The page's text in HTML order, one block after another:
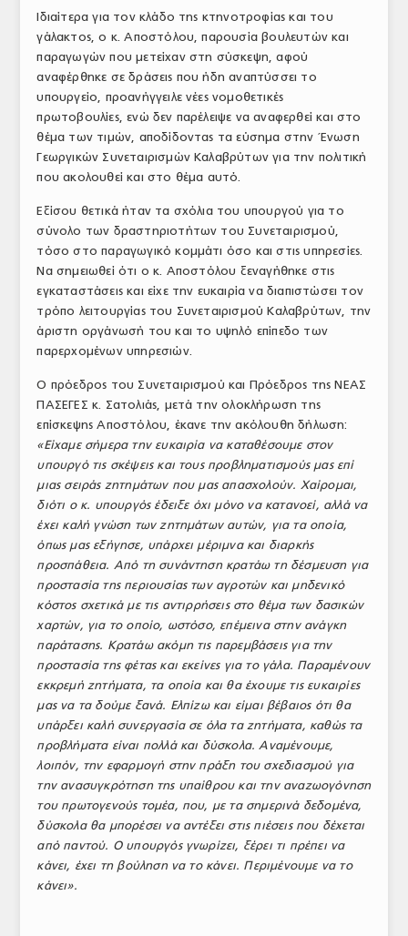
Ιδιαίτερα για τον κλάδο της κτηνοτροφίας και του
γάλακτος, ο κ. Αποστόλου, παρουσία βουλευτών και
παραγωγών που μετείχαν στη σύσκεψη, αφού
αναφέρθηκε σε δράσεις που ήδη αναπτύσσει το
υπουργείο, προανήγγειλε νέες νομοθετικές
πρωτοβουλίες, ενώ δεν παρέλειψε να αναφερθεί και στο
θέμα των τιμών, αποδίδοντας τα εύσημα στην Ένωση
Γεωργικών Συνεταιρισμών Καλαβρύτων για την πολιτική
που ακολουθεί και στο θέμα αυτό.
Εξίσου θετικά ήταν τα σχόλια του υπουργού για το
σύνολο των δραστηριοτήτων του Συνεταιρισμού,
τόσο στο παραγωγικό κομμάτι όσο και στις υπηρεσίες.
Να σημειωθεί ότι ο κ. Αποστόλου ξεναγήθηκε στις
εγκαταστάσεις και είχε την ευκαιρία να διαπιστώσει τον
τρόπο λειτουργίας του Συνεταιρισμού Καλαβρύτων, την
άριστη οργάνωσή του και το υψηλό επίπεδο των
παρερχομένων υπηρεσιών.
Ο πρόεδρος του Συνεταιρισμού και Πρόεδρος της ΝΕΑΣ
ΠΑΣΕΓΕΣ κ. Σατολιάς, μετά την ολοκλήρωση της
επίσκεψης Αποστόλου, έκανε την ακόλουθη δήλωση:
«Είχαμε σήμερα την ευκαιρία να καταθέσουμε στον
υπουργό τις σκέψεις και τους προβληματισμούς μας επί
μιας σειράς ζητημάτων που μας απασχολούν. Χαίρομαι,
διότι ο κ. υπουργός έδειξε όχι μόνο να κατανοεί, αλλά να
έχει καλή γνώση των ζητημάτων αυτών, για τα οποία,
όπως μας εξήγησε, υπάρχει μέριμνα και διαρκής
προσπάθεια. Από τη συνάντηση κρατάω τη δέσμευση για
προστασία της περιουσίας των αγροτών και μηδενικό
κόστος σχετικά με τις αντιρρήσεις στο θέμα των δασικών
χαρτών, για το οποίο, ωστόσο, επέμεινα στην ανάγκη
παράτασης. Κρατάω ακόμη τις παρεμβάσεις για την
προστασία της φέτας και εκείνες για το γάλα. Παραμένουν
εκκρεμή ζητήματα, τα οποία και θα έχουμε τις ευκαιρίες
μας να τα δούμε ξανά. Ελπίζω και είμαι βέβαιος ότι θα
υπάρξει καλή συνεργασία σε όλα τα ζητήματα, καθώς τα
προβλήματα είναι πολλά και δύσκολα. Αναμένουμε,
λοιπόν, την εφαρμογή στην πράξη του σχεδιασμού για
την ανασυγκρότηση της υπαίθρου και την αναζωογόνηση
του πρωτογενούς τομέα, που, με τα σημερινά δεδομένα,
δύσκολα θα μπορέσει να αντέξει στις πιέσεις που δέχεται
από παντού. Ο υπουργός γνωρίζει, ξέρει τι πρέπει να
κάνει, έχει τη βούληση να το κάνει. Περιμένουμε να το
κάνει».